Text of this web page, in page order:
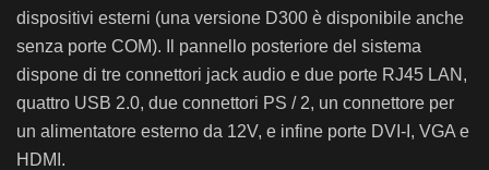
dispositivi esterni (una versione D300 è disponibile anche
senza porte COM). Il pannello posteriore del sistema
dispone di tre connettori jack audio e due porte RJ45 LAN,
quattro USB 2.0, due connettori PS / 2, un connettore per
un alimentatore esterno da 12V, e infine porte DVI-I, VGA e
HDMI.